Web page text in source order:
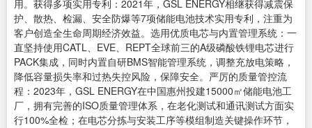
用。获得多项实用专利：2021年，GSL ENERGY相继获得减震保
护、散热、检漏、安全防爆等7项储能电池技术实用专利，注重为
客户创造全生命周期经济效益。选用优质电芯与内置管理系统：一
直坚持使用CATL、EVE、REPT全球前三的A级磷酸铁锂电芯进行
PACK集成，同时内置自研BMS智能管理系统，调整充放电策略，
降低容量损失率和过热失控风险，保障安全。严厉的质量管控流
程：2023年，GSL ENERGY在中国惠州投建15000㎡储能电池工
厂，拥有完善的ISO质量管理体系，在老化测试和通讯测试方面实
行100%全检；在电芯分拣与安装工序等模组制造关键操作环节，